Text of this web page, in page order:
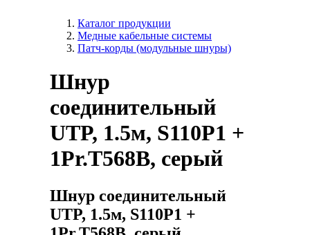
Каталог продукции
Медные кабельные системы
Патч-корды (модульные шнуры)
Шнур
соединительный
UTP, 1.5м, S110P1 +
1Pr.T568B, серый
Шнур соединительный
UTP, 1.5м, S110P1 +